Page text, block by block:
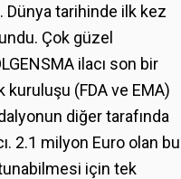
Dünya tarihinde ilk kez
Çok güzel
ilacı son bir
kuruluşu (FDA ve EMA)
diğer tarafında
2.1 milyon Euro olan bu
için tek